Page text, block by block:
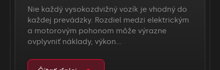
Nie každý vysokozdvižný vozík je vhodný do
každej prevádzky. Rozdiel medzi elektrickým
a motorovým pohonom môže výrazne
ovplyvniť náklady, výkon…